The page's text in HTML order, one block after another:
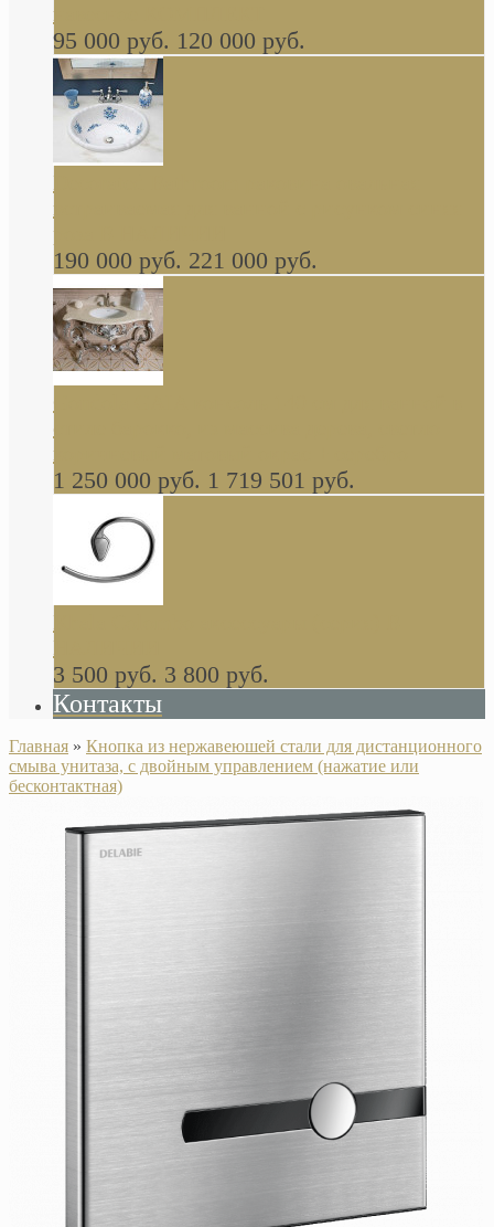
навесное КОМПЛЕКТ
95 000 руб. 120 000 руб.
Decorated Bathroom раковина овальная
встраиваемая для ванной с рисунком синяя
роза В НАЛИЧИИ
190 000 руб. 221 000 руб.
стиле барокко, из массива дерева, светло
коричневый матовый окрас + серебро
1 250 000 руб. 1 719 501 руб.
Khala Colombo аксессуары (серия) В
НАЛИЧИИ
3 500 руб. 3 800 руб.
Контакты
Главная » Кнопка из нержавеюшей стали для дистанционного
смыва унитаза, с двойным управлением (нажатие или
бесконтактная)